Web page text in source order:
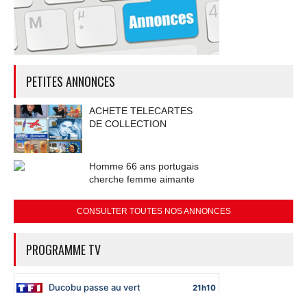
PETITES ANNONCES
ACHETE TELECARTES
DE COLLECTION
Homme 66 ans portugais
cherche femme aimante
CONSULTER TOUTES NOS ANNONCES
PROGRAMME TV